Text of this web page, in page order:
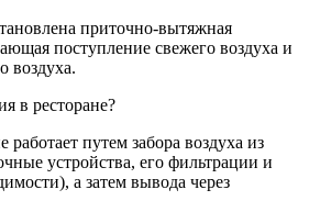
приточно-вытяжная
поступление свежего воздуха и
воздуха.
в ресторане?
работает путем забора воздуха из
устройства, его фильтрации и
а затем вывода через